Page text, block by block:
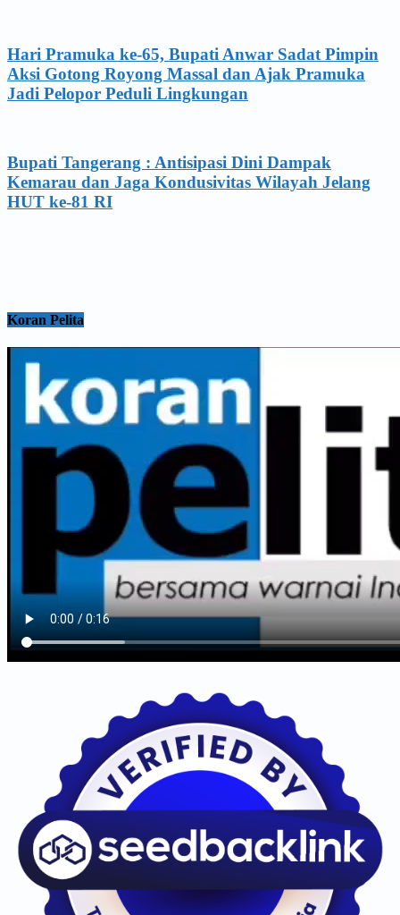
Hari Pramuka ke-65, Bupati Anwar Sadat Pimpin
Aksi Gotong Royong Massal dan Ajak Pramuka
Jadi Pelopor Peduli Lingkungan
Bupati Tangerang : Antisipasi Dini Dampak
Kemarau dan Jaga Kondusivitas Wilayah Jelang
HUT ke-81 RI
Koran Pelita